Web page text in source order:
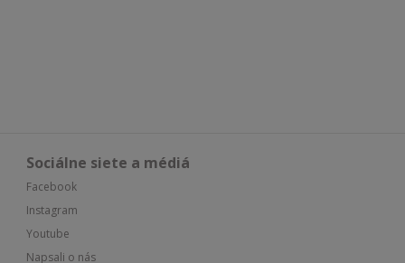
Sociálne siete a médiá
Facebook
Instagram
Youtube
Napsali o nás